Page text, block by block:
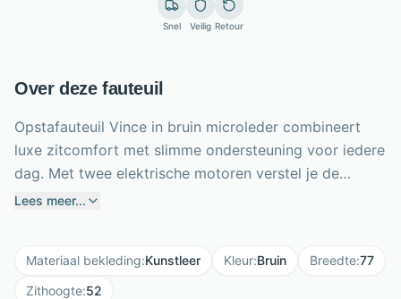
Snel Veilig Retour
Over deze fauteuil
Opstafauteuil Vince in bruin microleder combineert
luxe zitcomfort met slimme ondersteuning voor iedere
dag. Met twee elektrische motoren verstel je de
rugleuning en voetensteun onafhankelijk naar jouw
langs de muur. Dankzij de opsta-functie kom je
gecontroleerd en comfortabel overeind. Het 360
Lees meer...
Materiaal bekleding:Kunstleer Kleur:Bruin Breedte:77
Zithoogte:52